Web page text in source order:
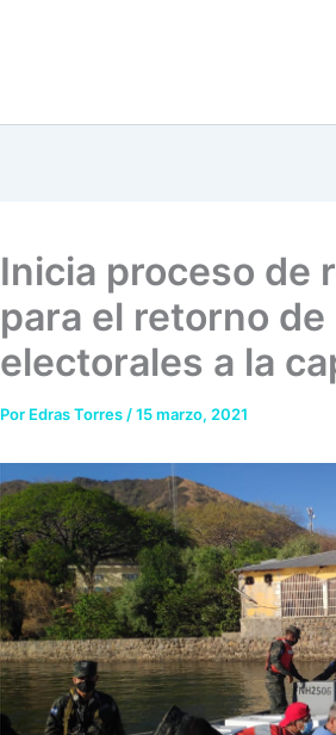
Inicia proceso de
para el retorno
electorales a la
Por Edras Torres /15 marzo, 2021